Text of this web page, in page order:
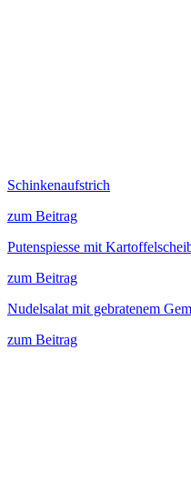
Schinkenaufstrich
zum Beitrag
Putenspiesse mit
zum Beitrag
Nudelsalat mit gebratenem
zum Beitrag